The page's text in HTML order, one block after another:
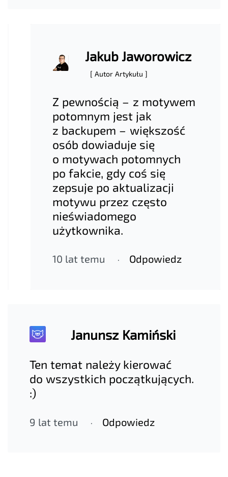
Jakub Jaworowicz
[ Autor Artykułu ]
Z pewnością – z motywem
potomnym jest jak
z backupem – większość
osób dowiaduje się
o motywach potomnych
po fakcie, gdy coś się
zepsuje po aktualizacji
motywu przez często
nieświadomego
użytkownika.
10 lat temu Odpowiedz
Janunsz Kamiński
Ten temat należy kierować
do wszystkich początkujących.
:)
9 lat temu Odpowiedz